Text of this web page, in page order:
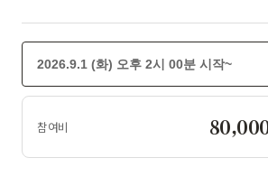
참여비